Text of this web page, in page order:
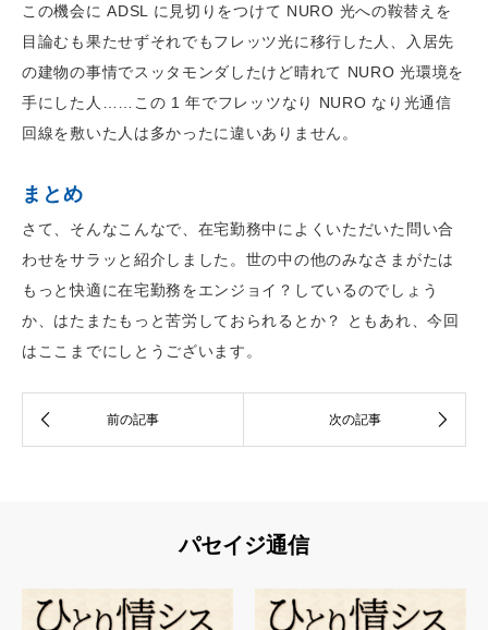
この機会に ADSL に見切りをつけて NURO 光への鞍替えを
目論むも果たせずそれでもフレッツ光に移行した人、入居先
の建物の事情でスッタモンダしたけど晴れて NURO 光環境を
手にした人……この 1 年でフレッツなり NURO なり光通信
回線を敷いた人は多かったに違いありません。
まとめ
さて、そんなこんなで、在宅勤務中によくいただいた問い合
わせをサラッと紹介しました。世の中の他のみなさまがたは
もっと快適に在宅勤務をエンジョイ？しているのでしょう
か、はたまたもっと苦労しておられるとか？ ともあれ、今回
はここまでにしとうございます。
パセイジ通信